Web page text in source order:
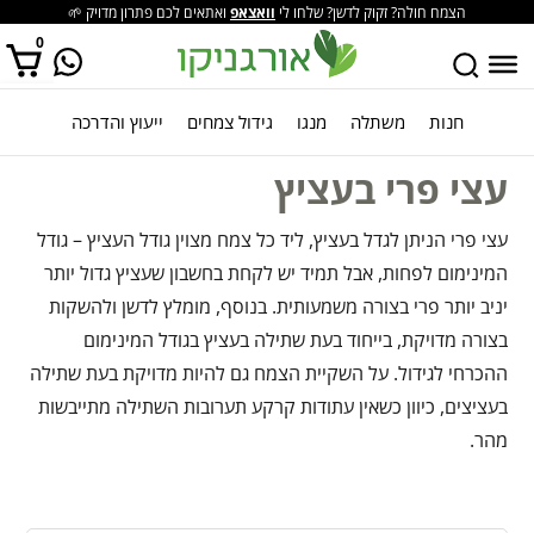
הצמח חולה? זקוק לדשן? שלחו לי וואצאפ ואתאים לכם פתרון מדויק 🌱
0
אין מוצרים בסל הקניות. חנות משתלה מנגו גידול צמחים ייעוץ והדרכה
עצי פרי בעציץ
עצי פרי הניתן לגדל בעציץ, ליד כל צמח מצוין גודל העציץ – גודל
המינימום לפחות, אבל תמיד יש לקחת בחשבון שעציץ גדול יותר
יניב יותר פרי בצורה משמעותית. בנוסף, מומלץ לדשן ולהשקות
בצורה מדויקת, בייחוד בעת שתילה בעציץ בגודל המינימום
ההכרחי לגידול. על השקיית הצמח גם להיות מדויקת בעת שתילה
בעציצים, כיוון כשאין עתודות קרקע תערובות השתילה מתייבשות
מהר.